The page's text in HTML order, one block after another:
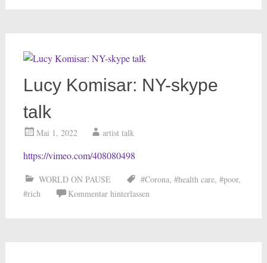
Lucy Komisar: NY-skype
talk
Mai 1, 2022 artist talk
https://vimeo.com/408080498
WORLD ON PAUSE #Corona, #health care, #poor,
#rich
Kommentar hinterlassen